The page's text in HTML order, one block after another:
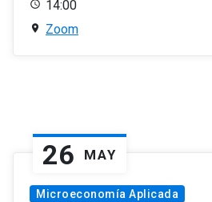
14:00
Zoom
26 MAY
Microeconomía Aplicada